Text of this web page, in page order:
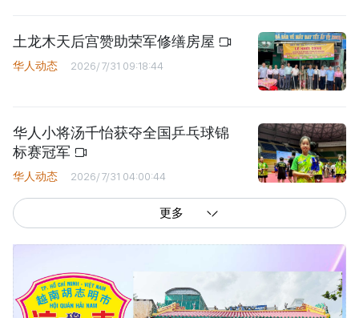
土龙木天后宫赞助荣军修缮房屋
华人动态 2026/7/31 09:18:44
华人小将汤千怡获夺全国乒乓球锦
标赛冠军
华人动态 2026/7/31 04:00:44
更多